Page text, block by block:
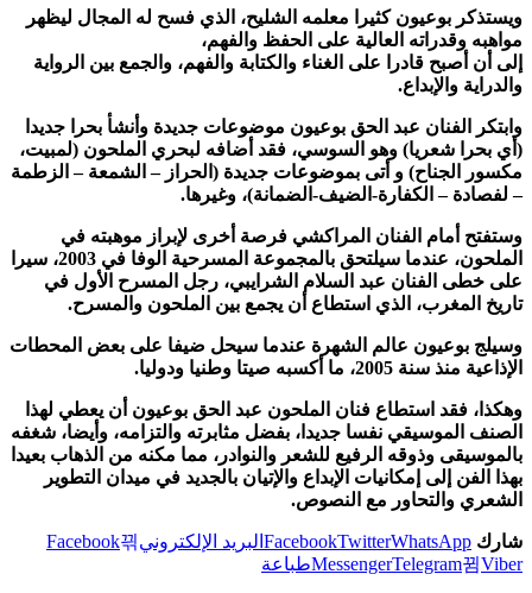
ويستذكر بوعيون كثيرا معلمه الشليح، الذي فسح له المجال ليظهر
مواهبه وقدراته العالية على الحفظ والفهم،
إلى أن أصبح قادرا على الغناء والكتابة والفهم، والجمع بين الرواية
والدراية والإبداع.
وابتكر الفنان عبد الحق بوعيون موضوعات جديدة وأنشأ بحرا جديدا
(أي بحرا شعريا) وهو السوسي، فقد أضافه لبحري الملحون (لمبيت،
مكسور الجناح) و أتى بموضوعات جديدة (الحراز – الشمعة – الزطمة
– لفصادة – الكفارة-الضيف-الضمانة)، وغيرها.
وستفتح أمام الفنان المراكشي فرصة أخرى لإبراز موهبته في
الملحون، عندما سيلتحق بالمجموعة المسرحية الوفا في 2003، سيرا
على خطى الفنان عبد السلام الشرايبي، رجل المسرح الأول في
تاريخ المغرب، الذي استطاع أن يجمع بين الملحون والمسرح.
وسيلج بوعيون عالم الشهرة عندما سيحل ضيفا على بعض المحطات
الإذاعية منذ سنة 2005، ما أكسبه صيتا وطنيا ودوليا.
وهكذا، فقد استطاع فنان الملحون عبد الحق بوعيون أن يعطي لهذا
الصنف الموسيقي نفسا جديدا، بفضل مثابرته والتزامه، وأيضا، شغفه
بالموسيقى وذوقه الرفيع للشعر والنوادر، مما مكنه من الذهاب بعيدا
بهذا الفن إلى إمكانيات الإبداع والإتيان بالجديد في ميدان التطوير
الشعري والتحاور مع النصوص.
شارك FacebookTwitterWhatsApp البريد الإلكتروني
Facebook
MessengerTelegram Viber طباعة